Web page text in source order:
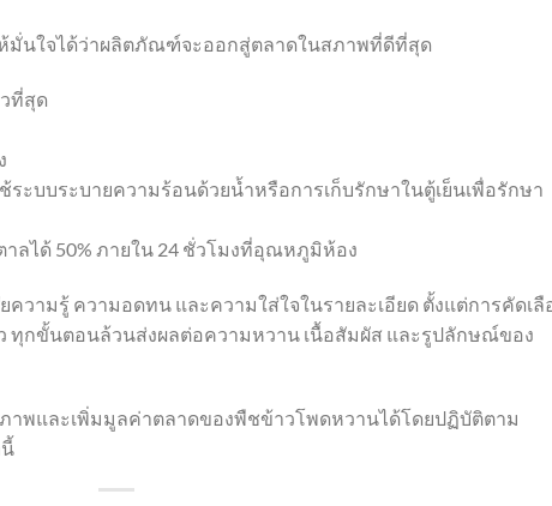
ห้มั่นใจได้ว่าผลิตภัณฑ์จะออกสู่ตลาดในสภาพที่ดีที่สุด
ที่สุด
ะบบระบายความร้อนด้วยน้ำหรือการเก็บรักษาในตู้เย็นเพื่อรักษา
ลได้ 50% ภายใน 24 ชั่วโมงที่อุณหภูมิห้อง
ามรู้ ความอดทน และความใส่ใจในรายละเอียด ตั้งแต่การคัดเลื
ทุกขั้นตอนล้วนส่งผลต่อความหวาน เนื้อสัมผัส และรูปลักษณ์ของ
าพและเพิ่มมูลค่าตลาดของพืชข้าวโพดหวานได้โดยปฏิบัติตาม